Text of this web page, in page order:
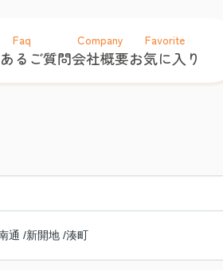
Faq
るご質問
Company
会社概要
Favorite
お気に入り
通 /新開地 /湊町